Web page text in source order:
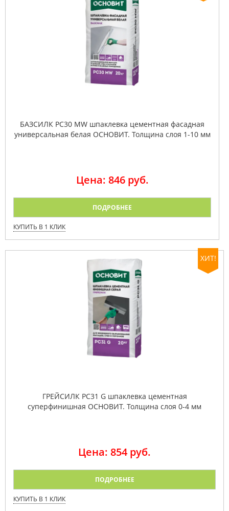
БАЗСИЛК PC30 MW шпаклевка цементная фасадная
универсальная белая ОСНОВИТ. Толщина слоя 1-10 мм
Цена: 846 руб.
ПОДРОБНЕЕ
КУПИТЬ В 1 КЛИК
ХИТ!
ГРЕЙСИЛК PC31 G шпаклевка цементная
суперфинишная ОСНОВИТ. Толщина слоя 0-4 мм
Цена: 854 руб.
ПОДРОБНЕЕ
КУПИТЬ В 1 КЛИК